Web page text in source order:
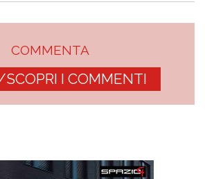
COMMENTA
SCOPRI I COMMENTI